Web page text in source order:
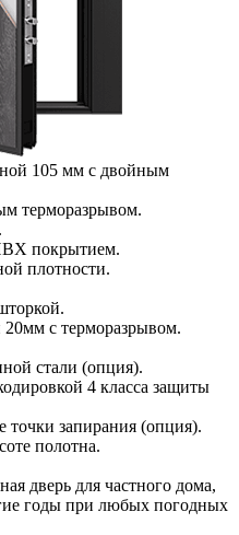
105 мм с двойным
терморазрывом.
покрытием.
плотности.
с терморазрывом.
стали (опция).
4 класса защиты
точки запирания (опция).
полотна.
дверь для частного дома,
годы при любых погодных